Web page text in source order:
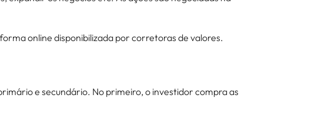
online disponibilizada por corretoras de valores.
e secundário. No primeiro, o investidor compra as